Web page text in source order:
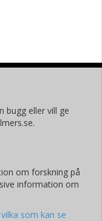
Fordonssäkerhet
bugg eller vill ge
om forskning på
information om
som kan se